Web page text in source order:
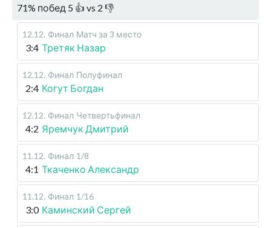
71% побед 5 👍 vs 2 👎
12.12. Финал Матч за 3 место
3:4 Третяк Назар
12.12. Финал Полуфинал
2:4 Когут Богдан
12.12. Финал Четвертьфинал
4:2 Яремчук Дмитрий
11.12. Финал 1/8
4:1 Ткаченко Александр
11.12. Финал 1/16
3:0 Каминский Сергей